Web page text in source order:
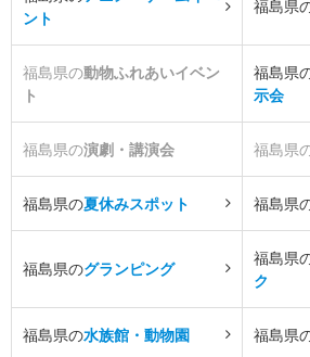
ント
福島県
福島県の動物ふれあいイベン
ト
福島県
示会
福島県の演劇・講演会 福島県
福島県の夏休みスポット 福島県
福島県のグランピング
福島県
ク
福島県の水族館・動物園 福島県